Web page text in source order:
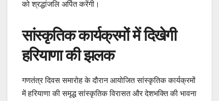
को श्रद्धांजलि अर्पित करेंगी।
सांस्कृतिक कार्यक्रमों में दिखेगी
हरियाणा की झलक
गणतंत्र दिवस समारोह के दौरान आयोजित सांस्कृतिक कार्यक्रमों
में हरियाणा की समृद्ध सांस्कृतिक विरासत और देशभक्ति की भावना